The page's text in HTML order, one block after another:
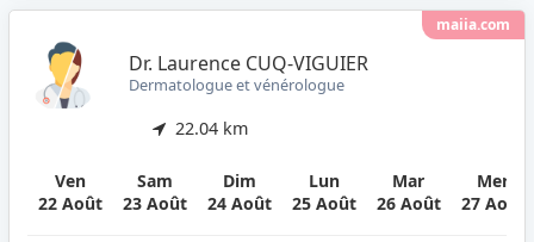
maiia.com
Dr. Laurence CUQ-VIGUIER
Dermatologue et vénérologue
22.04 km
Ven
22 Août
Sam
23 Août
Dim
24 Août
Lun
25 Août
Mar
26 Août
Mer
27 Août